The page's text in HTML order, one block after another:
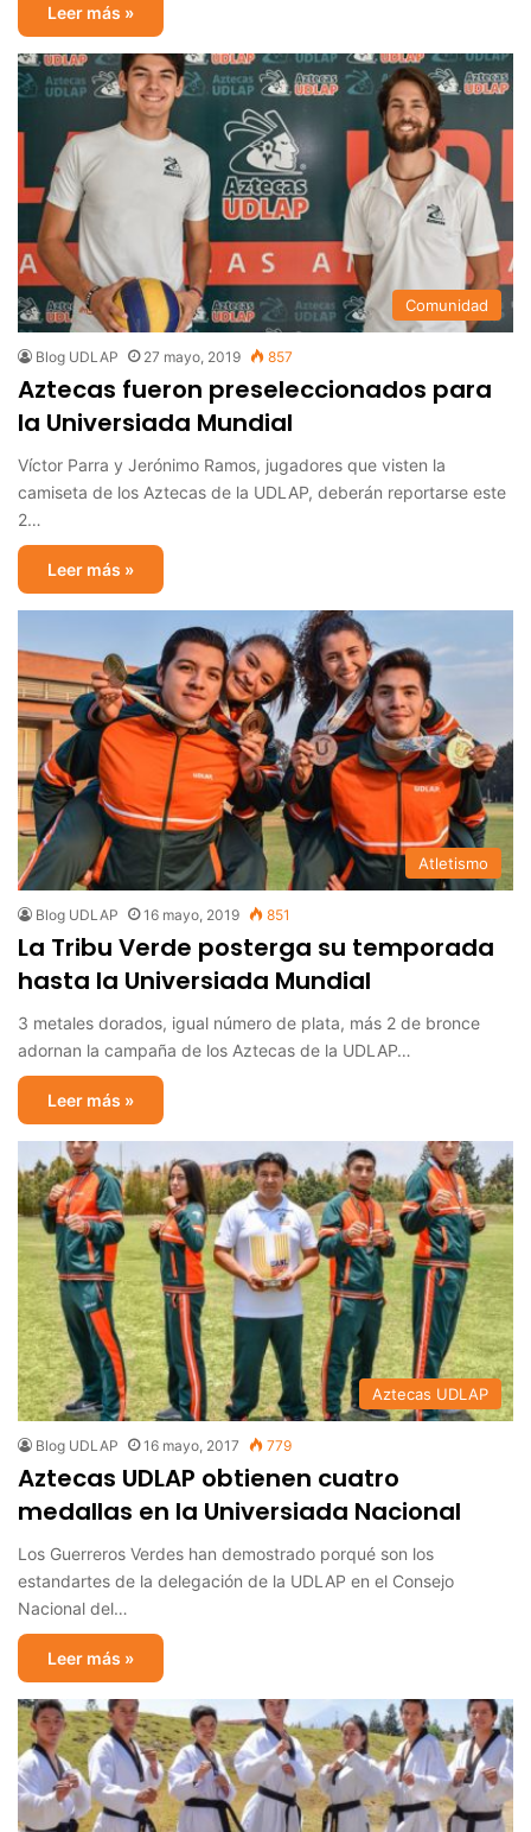
Leer más »
Comunidad
Blog UDLAP 27 mayo, 2019 857
Aztecas fueron preseleccionados para
la Universiada Mundial
Víctor Parra y Jerónimo Ramos, jugadores que visten la
camiseta de los Aztecas de la UDLAP, deberán reportarse este
2…
Leer más »
Atletismo
Blog UDLAP 16 mayo, 2019 851
La Tribu Verde posterga su temporada
hasta la Universiada Mundial
3 metales dorados, igual número de plata, más 2 de bronce
adornan la campaña de los Aztecas de la UDLAP…
Leer más »
Aztecas UDLAP
Blog UDLAP 16 mayo, 2017 779
Aztecas UDLAP obtienen cuatro
medallas en la Universiada Nacional
Los Guerreros Verdes han demostrado porqué son los
estandartes de la delegación de la UDLAP en el Consejo
Nacional del…
Leer más »